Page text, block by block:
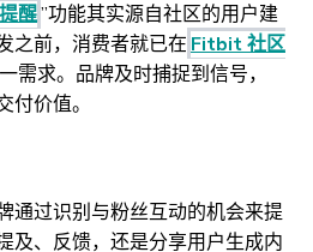
醒”功能其实源自社区的用户建
之前，消费者就已在 Fitbit 社区
需求。品牌及时捕捉到信号，
付价值。
通过识别与粉丝互动的机会来提
及、反馈，还是分享用户生成内